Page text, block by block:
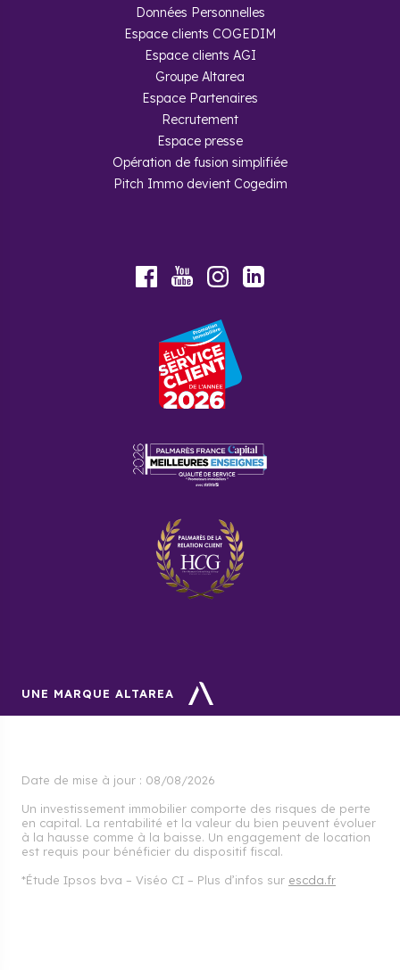
Données Personnelles
Espace clients COGEDIM
Espace clients AGI
Groupe Altarea
Espace Partenaires
Recrutement
Espace presse
Opération de fusion simplifiée
Pitch Immo devient Cogedim
FacebookYoutubeInstagram
UNE MARQUE ALTAREA
Date de mise à jour : 08/08/2026
Un investissement immobilier comporte des risques de perte
en capital. La rentabilité et la valeur du bien peuvent évoluer
à la hausse comme à la baisse. Un engagement de location
est requis pour bénéficier du dispositif fiscal.
*Étude Ipsos bva – Viséo CI – Plus d’infos sur escda.fr